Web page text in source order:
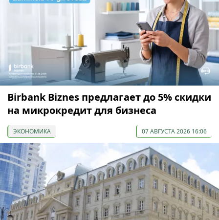
Birbank Biznes предлагает до 5% скидки
на микрокредит для бизнеса
ЭКОНОМИКА 07 АВГУСТА 2026 16:06